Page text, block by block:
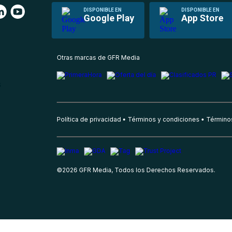
DISPONIBLE EN
Google Play
DISPONIBLE EN
App Store
Otras marcas de GFR Media
Política de privacidad Términos y condiciones
©2026 GFR Media, Todos los Derechos Reservados.